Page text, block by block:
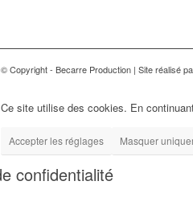
© Copyright - Becarre Production | Site réalisé
Ce site utilise des cookies. En
Accepter les réglages Masquer
confidentialité